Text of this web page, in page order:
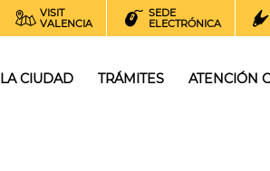
VISIT
VALENCIA
SEDE
ELECTRÓNICA
LA CIUDAD TRÁMITES ATENCIÓN